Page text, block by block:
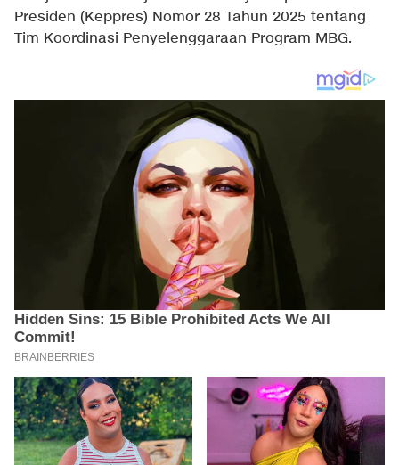
Presiden (Keppres) Nomor 28 Tahun 2025 tentang
Tim Koordinasi Penyelenggaraan Program MBG.